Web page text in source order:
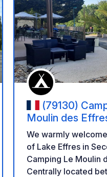
favorites
(79130)
Moulin des
We warmly
of Lake Effres in
Camping Le Moulin
Centrally located